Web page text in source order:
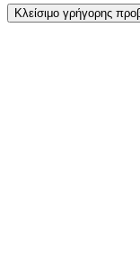
Κλείσιμο γρήγορης